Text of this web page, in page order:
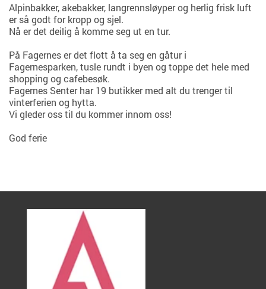
Alpinbakker, akebakker, langrennsløyper og herlig frisk luft
er så godt for kropp og sjel.
Nå er det deilig å komme seg ut en tur.
På Fagernes er det flott å ta seg en gåtur i
Fagernesparken, tusle rundt i byen og toppe det hele med
shopping og cafebesøk.
Fagernes Senter har 19 butikker med alt du trenger til
vinterferien og hytta.
Vi gleder oss til du kommer innom oss!
God ferie